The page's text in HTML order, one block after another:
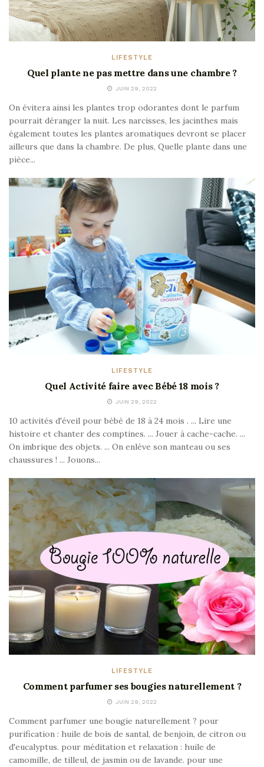
LIFESTYLE
Quel plante ne pas mettre dans une chambre ?
JUIN 29, 2022
On évitera ainsi les plantes trop odorantes dont le parfum
pourrait déranger la nuit. Les narcisses, les jacinthes mais
également toutes les plantes aromatiques devront se placer
ailleurs que dans la chambre. De plus, Quelle plante dans une
pièce...
LIFESTYLE
Quel Activité faire avec Bébé 18 mois ?
JUIN 29, 2022
10 activités d'éveil pour bébé de 18 à 24 mois . ... Lire une
histoire et chanter des comptines. ... Jouer à cache-cache. ...
On imbrique des objets. ... On enlève son manteau ou ses
chaussures ! ... Jouons...
LIFESTYLE
Comment parfumer ses bougies naturellement ?
JUIN 29, 2022
Comment parfumer une bougie naturellement ? pour
purification : huile de bois de santal, de benjoin, de citron ou
d'eucalyptus. pour méditation et relaxation : huile de
camomille, de tilleul, de jasmin ou de lavande. pour une